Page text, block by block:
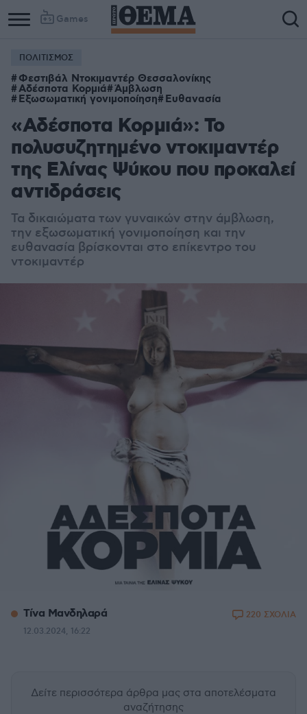
Games
ΠΟΛΙΤΙΣΜΟΣ
Φεστιβάλ Ντοκιμαντέρ Θεσσαλονίκης
Αδέσποτα Κορμιά Άμβλωση
Εξωσωματική γονιμοποίηση Ευθανασία
«Αδέσποτα Κορμιά»: Το
πολυσυζητημένο ντοκιμαντέρ
της Ελίνας Ψύκου που προκαλεί
αντιδράσεις
Τα δικαιώματα των γυναικών στην άμβλωση,
την εξωσωματική γονιμοποίηση και την
ευθανασία βρίσκονται στο επίκεντρο του
ντοκιμαντέρ
Τίνα Μανδηλαρά
12.03.2024, 16:22
220 ΣΧΟΛΙΑ
Δείτε περισσότερα άρθρα μας στα αποτελέσματα
αναζήτησης